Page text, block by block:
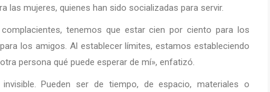
las mujeres, quienes han sido socializadas para servir.
tenemos que estar cien por ciento para los
los amigos. Al establecer límites, estamos estableciendo
persona qué puede esperar de mí», enfatizó.
Pueden ser de tiempo, de espacio, materiales o